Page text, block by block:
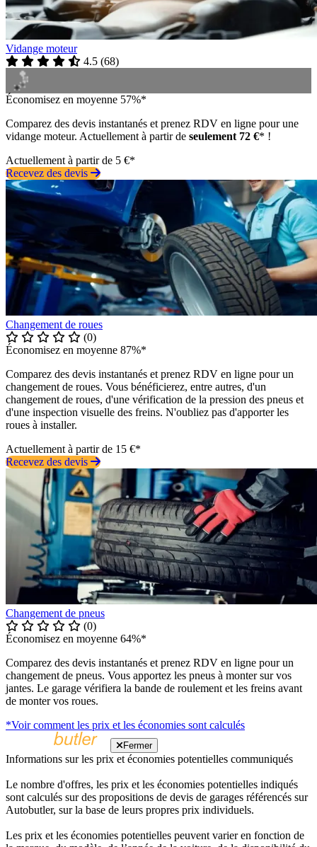
Vidange moteur
4.5 (68)
Économisez en moyenne 57%*
Comparez des devis instantanés et prenez RDV en ligne pour une
vidange moteur. Actuellement à partir de seulement 72 €* !
Actuellement à partir de 5 €*
Recevez des devis
Changement de roues
(0)
Économisez en moyenne 87%*
Comparez des devis instantanés et prenez RDV en ligne pour un
changement de roues. Vous bénéficierez, entre autres, d'un
changement de roues, d'une vérification de la pression des pneus et
d'une inspection visuelle des freins. N'oubliez pas d'apporter les
roues à installer.
Actuellement à partir de 15 €*
Recevez des devis
Changement de pneus
(0)
Économisez en moyenne 64%*
Comparez des devis instantanés et prenez RDV en ligne pour un
changement de pneus. Vous apportez les pneus à monter sur vos
jantes. Le garage vérifiera la bande de roulement et les freins avant
de monter vos roues.
*Voir comment les prix et les économies sont calculés
Fermer
Informations sur les prix et économies potentielles communiqués
Le nombre d'offres, les prix et les économies potentielles indiqués
sont calculés sur des propositions de devis de garages référencés sur
Autobutler, sur la base de leurs propres prix individuels.
Les prix et les économies potentielles peuvent varier en fonction de